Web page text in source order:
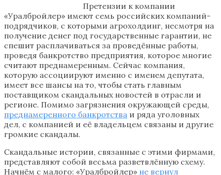
Претензии к компании
«Уралбройлер» имеют семь российских компаний-
подрядчиков, с которыми агрохолдинг, несмотря на
получение денег под государственные гарантии, не
спешит расплачиваться за проведённые работы,
проведя банкротство предприятия, которое многие
считают преднамеренным. Сейчас компания,
которую ассоциируют именно с именем депутата,
имеет все шансы на то, чтобы стать главным
поставщиком скандальных новостей в отрасли и
регионе. Помимо загрязнения окружающей среды,
преднамеренного банкротства и ряда уголовных
дел, с компанией и её владельцем связаны и другие
громкие скандалы.
Скандальные истории, связанные с этими фирмами,
представляют собой весьма разветвлённую схему.
Начнём с малого: «Уралбройлер» не вернул